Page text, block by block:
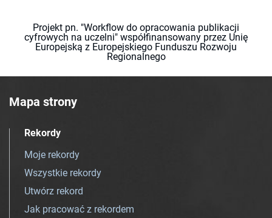
Projekt pn. "Workflow do opracowania publikacji
cyfrowych na uczelni" współfinansowany przez Unię
Europejską z Europejskiego Funduszu Rozwoju
Regionalnego
Mapa strony
Rekordy
Moje rekordy
Wszystkie rekordy
Utwórz rekord
Jak pracować z rekordem